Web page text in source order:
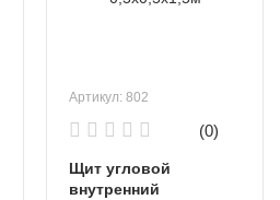
Артикул: 802
(0)
Щит угловой
внутренний